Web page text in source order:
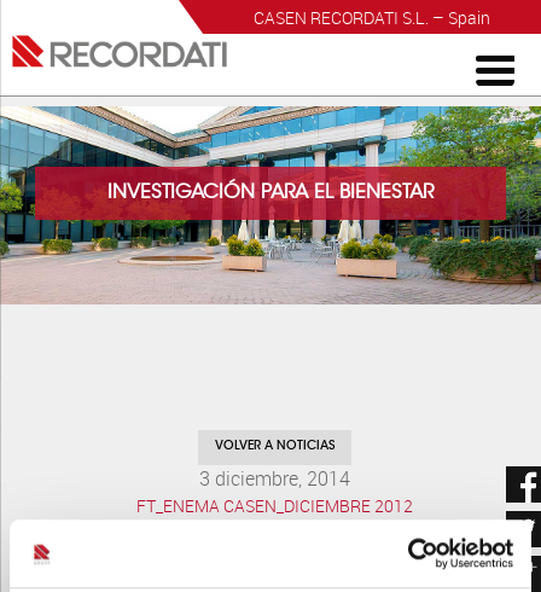
CASEN RECORDATI S.L. – Spain
INVESTIGACIÓN PARA EL BIENESTAR
VOLVER A NOTICIAS
3 diciembre, 2014
FT_ENEMA CASEN_DICIEMBRE 2012